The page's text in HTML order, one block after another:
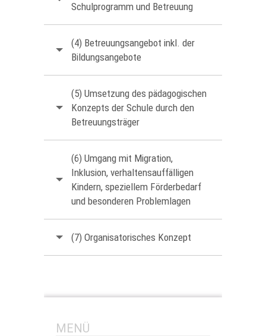
Schulprogramm und Betreuung
(4) Betreuungsangebot inkl. der
Bildungsangebote
(5) Umsetzung des pädagogischen
Konzepts der Schule durch den
Betreuungsträger
(6) Umgang mit Migration,
Inklusion, verhaltensauffälligen
Kindern, speziellem Förderbedarf
und besonderen Problemlagen
(7) Organisatorisches Konzept
MENÜ